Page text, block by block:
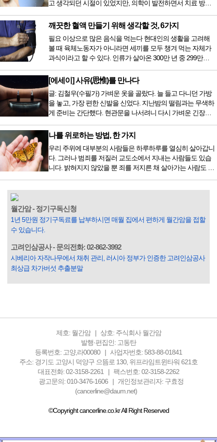
고 생각되던 시절이 있었지만, 의학이 발전하면서 치료 방법
오면서 암을 치료하는 방법이 하나 더 추가되었습니다. 중입
자 치료를 받기 위해서는 일본이나 독일 등 중입자 치료기가
있는 나라에 가서 힘들게 치료받았지만 얼마 전 국내 도입 후
전립선암 환자를 시작으로 중입자 치료기가 가동되었습니다.
치료 범위가 한정되어 모든 암 환자가 중입자 치료를 받을 수
는 없지만 치료...
깨끗한 혈액 만들기 위해 생각할 것, 6가지
필요 이상으로 많은 음식을 먹는다 현대인의 생활을 고려해
볼 때 육체노동자가 아니라면 세끼를 모두 챙겨 먹는 자체가
과식이라고 할 수 있다. 인류가 살아온 300만 년 중 299만
저녁을 습관적으로 음식을 섭취한다. 게다가 밤늦은 시간까지
음식을 먹거나, 아침에 식욕이 없는데도 ‘아침을 먹어야 하루
가 활기차다’라는 이야기에 사로잡혀 억지로 먹는 경우가 많
다. 식욕이 없다는 느낌은 본능이 보내는 신호다. 즉 먹어도 소
화할 힘이 없다거나 더 이상 먹으면 혈액 안에 잉여물...
[에세이] 사유(思惟)를 만나다
글: 김철우(수필가) 가벼운 옷을 골랐다. 늘 들고 다니던 가방
을 놓고, 가장 편한 신발을 신었다. 지난밤의 떨림과는 무색하
게 준비는 간단했다. 현관문을 나서려니 다시 가벼운 긴장감
막이 열리기 전. 그 특유의 무대 냄새를 맡았을 때의 긴장감 같
은 것이었다. 두 금동 미륵 반가사유상을 만나러 가는 길은 그
렇게 시작됐다. 두 반가사유상을 알게 된 것은 몇 해 전이었다.
잡지의 발행인으로 독자에게 선보일 좋은 콘텐츠를 고민하던
중 우리 문화재를 하나씩 소개하고자...
나를 위로하는 방법, 한 가지
우리 주위에 대부분의 사람들은 하루하루를 열심히 살아갑니
다. 그러나 범죄를 저질러 교도소에서 지내는 사람들도 있습
니다. 밝혀지지 않았을 뿐 죄를 저지른 채 살아가는 사람도 있
입힌다는 것입니다. 미꾸라지 한 마리가 시냇물을 흐린다는
옛말이 그저 허투루 생기지는 않은 듯합니다. 대부분의 사람
들은 열심히 살아갑니다. 그렇다고 97%의 사람들이 모두 착
월간암 - 정기구독신청
1년 5만원 정기구독료를 납부하시면 매월 집에서 편하게 월간암을 접할
수 있습니다.
고려인삼공사 - 문의전화: 02-862-3992
시베리아 자작나무에서 채취 관리, 러시아 정부가 인증한 고려인삼공사
최상급 차가버섯 추출분말
제호: 월간암
상호: 주식회사 월간암
발행·편집인: 고동탄
등록번호: 고양,라00080
사업자번호: 583-88-01841
주소: 경기도 고양시 덕양구 으뜸로 130, 위프라임트윈타워 621호
대표전화: 02-3158-2261
팩스번호: 02-3158-2262
광고문의: 010-3476-1606
개인정보관리자: 구효정
(cancerline@daum.net)
©Copyright cancerline.co.kr All Right Reserved